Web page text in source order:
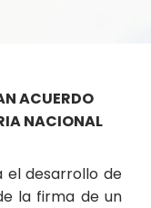
ACUERDO
NACIONAL
el desarrollo de
la firma de un